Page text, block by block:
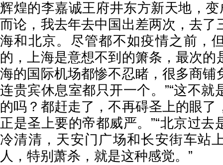
辉煌的李嘉诚王府井东方新天地，
而论，我去年去中国出差两次，去了
海和北京。尽管都不如疫情之前，
的，上海是意想不到的箫条，最次的
海的国际机场都惨不忍睹，很多商铺
连贵宾休息室都只开一个。”“这不就
的吗？都赶走了，不再碍圣上的眼了
正是圣上要的帝都威严。”“北京过去
冷清清，天安门广场和长安街车站
人，特别萧杀，就是这种感觉。”